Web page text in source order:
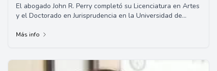
El abogado John R. Perry completó su Licenciatura en Artes
y el Doctorado en Jurisprudencia en la Universidad de
Más info